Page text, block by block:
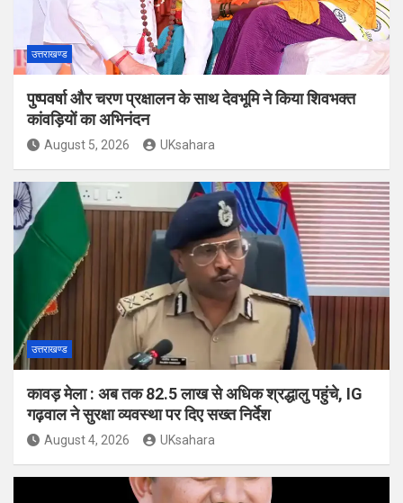
उत्तराखण्ड
पुष्पवर्षा और चरण प्रक्षालन के साथ देवभूमि ने किया शिवभक्त
कांवड़ियों का अभिनंदन
August 5, 2026 UKsahara
उत्तराखण्ड
कावड़ मेला : अब तक 82.5 लाख से अधिक श्रद्धालु पहुंचे, IG
गढ़वाल ने सुरक्षा व्यवस्था पर दिए सख्त निर्देश
August 4, 2026 UKsahara